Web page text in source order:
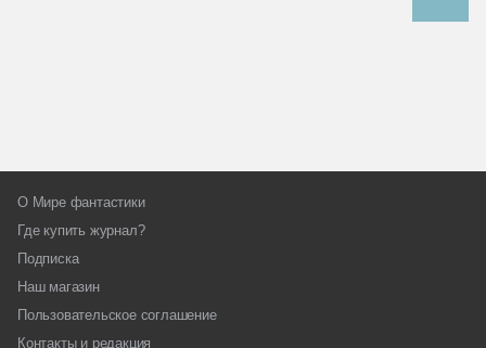
О Мире фантастики
Где купить журнал?
Подписка
Наш магазин
Пользовательское соглашение
Контакты и редакция